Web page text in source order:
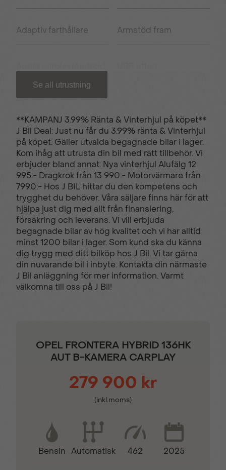
Adaptiv farthållare Armstöd fram
Bluetooth - handsfree Elhissar fram och bak
El-uppvärmd ratt Farthållare
Filbytesvarnare Filhållsassistans
Färddator Isofix - Barnstolsfästen
KEY LESS -
Multifunktions
touchscreen
Mörktonade bakrutor Parkeringssensor bak
Regnsensor Stolvärme fram
Se all utrustning
**KAMPANJ 3.99% Ränta & Vinterhjul på köpet**
J Bil Deal: Just nu får du 3.99% ränta & Vinterhjul
på köpet. Gäller utvalda begagnade bilar i lager.
Kom ihåg att utrusta din bil med rätt tillbehör. Vi
erbjuder bland annat: Nya vinterhjul Alufälg 12
995:- Dragkrok från 13 990:- Motorvärmare från
7990:- Hos J BIL hittar du den kompetens och
trygghet du behöver. Våra säljare finns här för att
hjälpa just dig med allt från finansiering,
försäkring och leverans. Vi vill erbjuda
begagnade bilar av hög kvalitet och vi har alltid
minst 1200 bilar i lager. Som kund ska du känna
dig trygg med ditt bilköp hos J Bil. Vi tar gärna
din nuvarande bil i inbyte. Kontakta din närmaste
J Bil anläggning för mer information. Varmt
välkomna till oss på J Bil!
OPEL FRONTERA HYBRID 136HK
AUT B-KAMERA CARPLAY
279 900 kr
(inkl.moms)
Bensin Automatisk 462 2025